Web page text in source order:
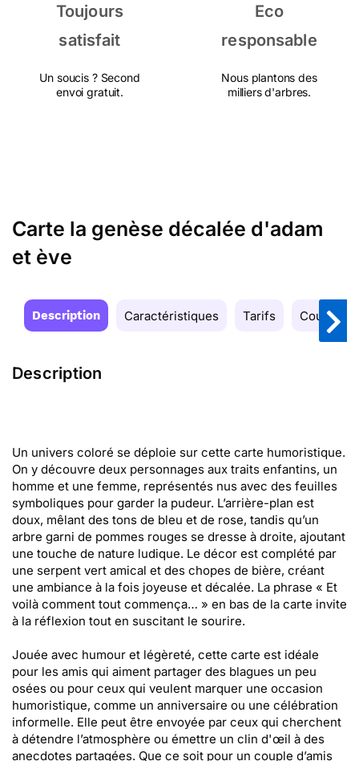
Toujours
satisfait
Un soucis ? Second
envoi gratuit.
Eco
responsable
Nous plantons des
milliers d'arbres.
Carte la genèse décalée d'adam
et ève
Description Caractéristiques Tarifs Couleurs
Description
Un univers coloré se déploie sur cette carte humoristique.
On y découvre deux personnages aux traits enfantins, un
homme et une femme, représentés nus avec des feuilles
symboliques pour garder la pudeur. L’arrière-plan est
doux, mêlant des tons de bleu et de rose, tandis qu’un
arbre garni de pommes rouges se dresse à droite, ajoutant
une touche de nature ludique. Le décor est complété par
une serpent vert amical et des chopes de bière, créant
une ambiance à la fois joyeuse et décalée. La phrase « Et
voilà comment tout commença… » en bas de la carte invite
à la réflexion tout en suscitant le sourire.
Jouée avec humour et légèreté, cette carte est idéale
pour les amis qui aiment partager des blagues un peu
osées ou pour ceux qui veulent marquer une occasion
humoristique, comme un anniversaire ou une célébration
informelle. Elle peut être envoyée par ceux qui cherchent
à détendre l’atmosphère ou émettre un clin d'œil à des
anecdotes partagées. Que ce soit pour un couple d’amis